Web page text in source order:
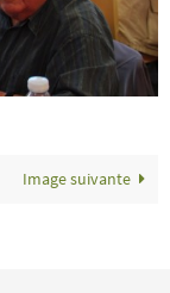
Image suivante